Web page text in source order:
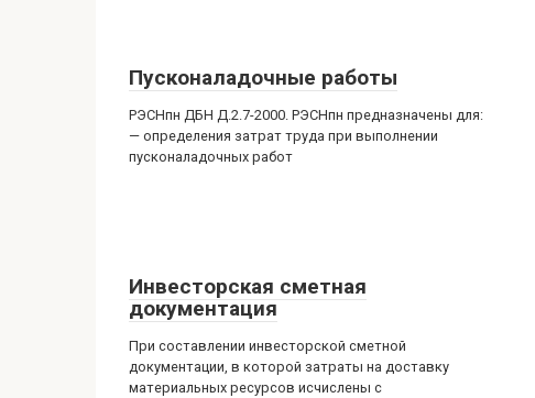
Пусконаладочные работы
РЭСНпн ДБН Д.2.7-2000. РЭСНпн предназначены для:
— определения затрат труда при выполнении
пусконаладочных работ
Инвесторская сметная
документация
При составлении инвесторской сметной
документации, в которой затраты на доставку
материальных ресурсов исчислены с